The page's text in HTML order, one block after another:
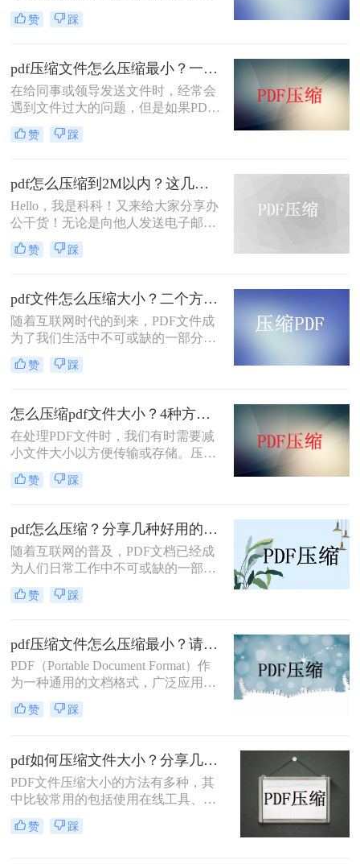
储空间。在某些情况下，我们可能需
要将PDF文件压缩到较小的尺寸，以
怎么压缩到10m以下方法。
赞 踩
pdf压缩文件怎么压缩最小？一分钟教你学会！
在给同事或领导发送文件时，经常会
遇到文件过大的问题，但是如果PDF
文件太大，上传会受到影响，那么如
何缩小PDF文件的面积而不影响文件
最小了，那么问题来了，该如何pdf压
缩？用什么工具会比较方便呢？
赞 踩
pdf怎么压缩到2M以内？这几种方法值得一试！
Hello，我是科科！又来给大家分享办
公干货！无论是向他人发送电子邮件
还是上传至云端存储空间，我们都经
常会遇到PDF文件大小超过限制的问
小来传递信息，但我们不知道pdf怎么
压缩到2M以内。不用担心，本文将告
诉你一些简单而有效的方法来压缩
PDF文件，使其在2M以内。
赞 踩
pdf文件怎么压缩大小？二个方法随心选！
随着互联网时代的到来，PDF文件成
为了我们生活中不可或缺的一部分。
然而，有时候我们会遇到一些问题，
比如PDF文件太大而无法通过电子邮
问题呢？今天我将为大家介绍一些有
关pdf文件怎么压缩大小的方法，帮助
您解决这个烦恼。
赞 踩
怎么压缩pdf文件大小？4种方法教你轻松搞定！
​在处理PDF文件时，我们有时需要减
小文件大小以方便传输或存储。压缩
PDF文件可以采取多种方法，包括使
用专业软件、在线工具或手机应用
文件大小方法。
赞 踩
pdf怎么压缩？分享几种好用的压缩方法！
随着互联网的普及，PDF文档已经成
为人们日常工作中不可或缺的一部
分。然而，大型的PDF文件不仅占用
存储空间，还会导致传输和分享过程
够压缩PDF文件大小的方法。本文将
介绍一些pdf怎么压缩的技巧，帮助您
轻松压缩PDF文件，高效管理您的文
档。
赞 踩
pdf压缩文件怎么压缩最小？请收好这些pdf压缩方法！
PDF（Portable Document Format）作
为一种通用的文档格式，广泛应用于
各个领域。然而，由于其较高的文件
大小，PDF文件在传输和存储过程中
文件过大的问题，本文将介绍pdf压缩
文件怎么压缩最小​技巧，帮助您最大
程度地压缩PDF文件的大小。
赞 踩
pdf如何压缩文件大小？分享几种好用的压缩方法！
PDF文件压缩大小的方法有多种，其
中比较常用的包括使用在线工具、软
件以及一些特定的技术。下面我们将
介绍pdf如何压缩文件大小方法，帮助
赞 踩